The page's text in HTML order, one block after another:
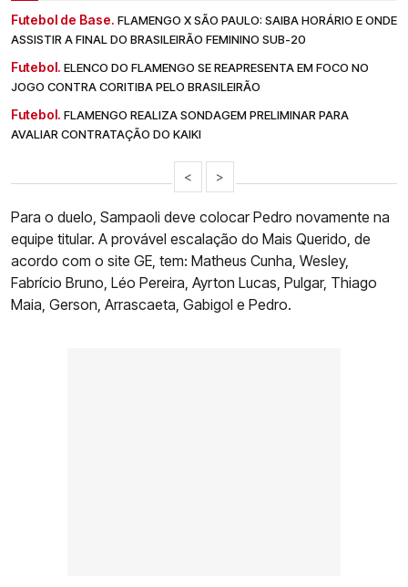
Futebol de Base. FLAMENGO X SÃO PAULO: SAIBA HORÁRIO E ONDE
ASSISTIR A FINAL DO BRASILEIRÃO FEMININO SUB-20
Futebol. ELENCO DO FLAMENGO SE REAPRESENTA EM FOCO NO
JOGO CONTRA CORITIBA PELO BRASILEIRÃO
Futebol. FLAMENGO REALIZA SONDAGEM PRELIMINAR PARA
AVALIAR CONTRATAÇÃO DO KAIKI
< >
Para o duelo, Sampaoli deve colocar Pedro novamente na
equipe titular. A provável escalação do Mais Querido, de
acordo com o site GE, tem: Matheus Cunha, Wesley,
Fabrício Bruno, Léo Pereira, Ayrton Lucas, Pulgar, Thiago
Maia, Gerson, Arrascaeta, Gabigol e Pedro.